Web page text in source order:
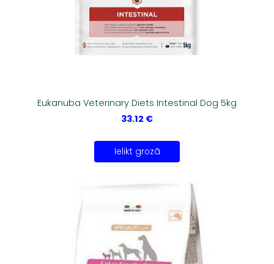
Eukanuba Veterinary Diets Intestinal Dog 5kg
33.12 €
Ielikt grozā